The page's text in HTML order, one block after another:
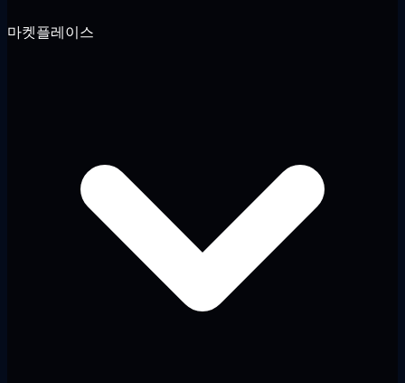
마켓플레이스